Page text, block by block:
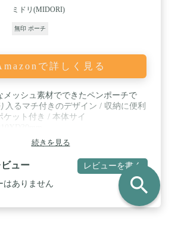
用後は水分をふき取り、乾燥させてか
ださい。
ミドリ(MIDORI)
無印 ポーチ
で詳しく見る
メッシュ素材でできたペンポーチで
入るマチ付きのデザイン / 収納に便利
ケット付き / 本体サイ
続きを見る
ュー レビューを書く
はありません search